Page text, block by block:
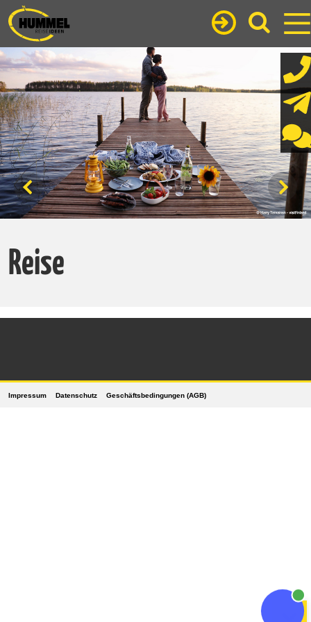
Reise
Impressum Datenschutz Geschäftsbedingungen (AGB)